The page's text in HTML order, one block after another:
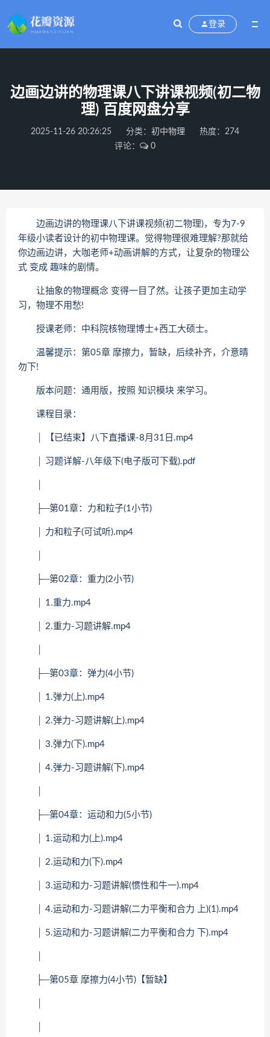
登录
边画边讲的物理课八下讲课视频(初二物
理) 百度网盘分享
2025-11-26 20:26:25 分类： 初中物理
热度：274
评论：
0
边画边讲的物理课八下讲课视频(初二物理)，专为7-9
年级小读者设计的初中物理课。觉得物理很难理解?那就给
你边画边讲，大咖老师+动画讲解的方式，让复杂的物理公
式 变成 趣味的剧情。
让抽象的物理概念 变得一目了然。让孩子更加主动学
习，物理不用愁!
授课老师：中科院核物理博士+西工大硕士。
温馨提示：第05章 摩擦力，暂缺，后续补齐，介意晴
勿下!
版本问题：通用版，按照 知识模块 来学习。
课程目录：
│ 【已结束】八下直播课-8月31日.mp4
│ 习题详解-八年级下(电子版可下载).pdf
├─第01章：力和粒子(1小节)
│ 力和粒子(可试听).mp4
├─第02章：重力(2小节)
│ 1.重力.mp4
│ 2.重力-习题讲解.mp4
├─第03章：弹力(4小节)
│ 1.弹力(上).mp4
│ 2.弹力-习题讲解(上).mp4
│ 3.弹力(下).mp4
│ 4.弹力-习题讲解(下).mp4
├─第04章：运动和力(5小节)
│ 1.运动和力(上).mp4
│ 2.运动和力(下).mp4
│ 3.运动和力-习题讲解(惯性和牛一).mp4
│ 4.运动和力-习题讲解(二力平衡和合力 上)(1).mp4
│ 5.运动和力-习题讲解(二力平衡和合力 下).mp4
├─第05章 摩擦力(4小节)【暂缺】